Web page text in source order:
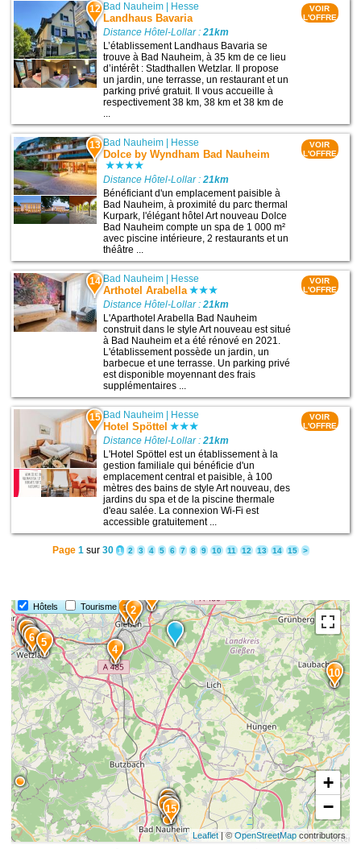
12 Bad Nauheim | Hesse
Landhaus Bavaria
Distance Hôtel-Lollar :21km
L’établissement Landhaus Bavaria se
trouve à Bad Nauheim, à 35 km de ce lieu
d’intérêt : Stadthallen Wetzlar. Il propose
un jardin, une terrasse, un restaurant et un
parking privé gratuit. Il vous accueille à
respectivement 38 km, 38 km et 38 km de
...
VOIR
L'OFFRE
13 Bad Nauheim Hesse
Dolce by Wyndham Bad Nauheim
Distance Hôtel-Lollar :21km
Bénéficiant d'un emplacement paisible à
Bad Nauheim, à proximité du parc thermal
Kurpark, l'élégant hôtel Art nouveau Dolce
Bad Nauheim compte un spa de 1 000 m²
avec piscine intérieure, 2 restaurants et un
théâtre ...
VOIR
L'OFFRE
14 Bad Nauheim Hesse
Arthotel Arabella
Distance Hôtel-Lollar :21km
L'Aparthotel Arabella Bad Nauheim
construit dans le style Art nouveau est situé
à Bad Nauheim et a été rénové en 2021.
L'établissement possède un jardin, un
barbecue et une terrasse. Un parking privé
est disponible moyennant des frais
supplémentaires ...
VOIR
L'OFFRE
15 Bad Nauheim Hesse
Hotel Spöttel
Distance Hôtel-Lollar :21km
L'Hotel Spöttel est un établissement à la
gestion familiale qui bénéficie d'un
emplacement central et paisible, à 100
mètres des bains de style Art nouveau, des
jardins du spa et de la piscine thermale
d'eau salée. La connexion Wi-Fi est
accessible gratuitement ...
VOIR
L'OFFRE
Page 1sur 30 1 2 3 4 5 6 7 8 9 10 11 12 13 14 15 >
Hôtels Tourisme
15
14
13
12
11
10
9
8
76 5
4
3 2
+
−
Leaflet| ©OpenStreetMapcontributors